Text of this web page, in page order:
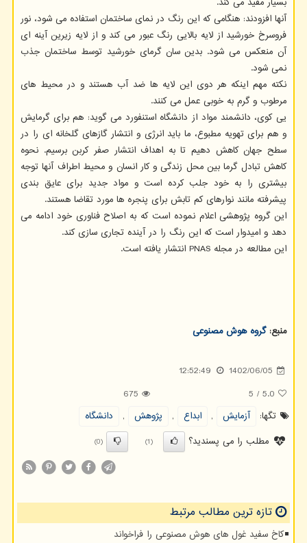
آنها افزودند: هنگامی که این رنگ در نمای ساختمان استفاده می شود، نور
فروسرخ خورشید از لایه بالایی رنگ عبور می کند و از لایه زیرین آینه ای
آن منعکس می شود. بدین سان گرمای خورشید توسط ساختمان جذب
نمی شود.
نکته مهم اینکه هر دوی این لایه ها ضد آب هستند و در محیط های
مرطوب و گرم به خوبی عمل می کنند.
یی کوی، دانشمند مواد از دانشگاه استنفورد می گوید: هم برای گرمایش
و هم برای تهویه مطبوع، ما باید انرژی و انتشار گازهای گلخانه ای را در
سطح جهان کاهش دهیم تا به اهداف انتشار صفر کربن برسیم. نحوه
کاهش تبادل گرما بین محل زندگی و کار انسان و محیط اطراف آنها توجه
بیشتری را به خود جلب کرده است و مواد جدید برای عایق بندی
پیشرفته مانند نوارهای کم تابش برای پنجره ها مورد تقاضا هستند.
این گروه پژوهشی اعلام نموده است که به اصلاح فناوری خود ادامه می
دهد و امیدوار است که این رنگ را در آینده تجاری سازی کند.
این مطالعه در مجله PNAS انتشار یافته است.
منبع:گروه هوش مصنوعی
1402/06/05
12:52:49
5.0
/
5
675
تگها:
آزمایش , ابداع , پژوهش ,
دانشگاه
مطلب را می پسندید؟
(1)
(0)
تازه ترین مطالب مرتبط
کاخ سفید غول های هوش مصنوعی را فراخواند